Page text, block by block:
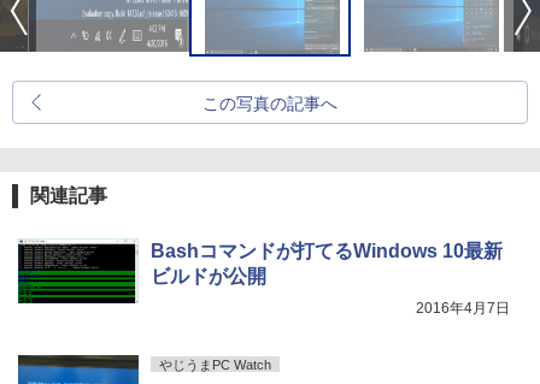
この写真の記事へ
関連記事
Bashコマンドが打てるWindows 10最新
ビルドが公開
2016年4月7日
やじうまPC Watch